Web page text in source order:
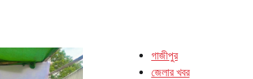
গাজীপুর
জেলার খবর